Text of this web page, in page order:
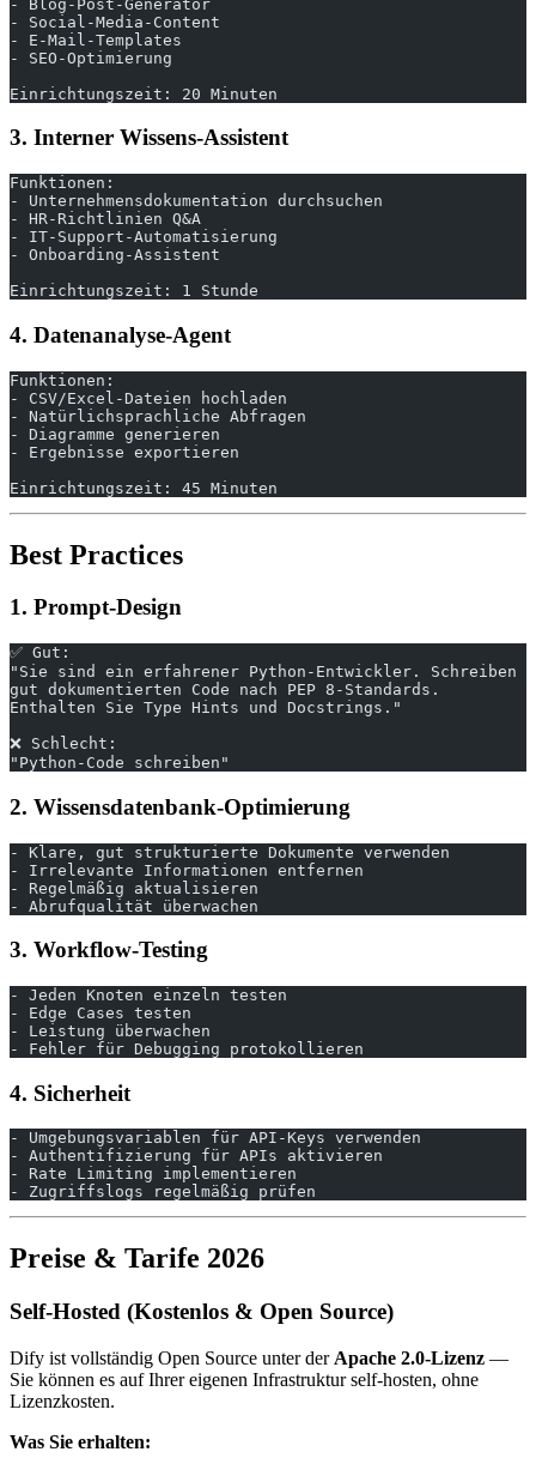
- Blog-Post-Generator
- Social-Media-Content
- E-Mail-Templates
- SEO-Optimierung
Einrichtungszeit: 20 Minuten
3. Interner Wissens-Assistent
Funktionen:
- Unternehmensdokumentation durchsuchen
- HR-Richtlinien Q&A
- IT-Support-Automatisierung
- Onboarding-Assistent
Einrichtungszeit: 1 Stunde
4. Datenanalyse-Agent
Funktionen:
- CSV/Excel-Dateien hochladen
- Natürlichsprachliche Abfragen
- Diagramme generieren
- Ergebnisse exportieren
Einrichtungszeit: 45 Minuten
Best Practices
1. Prompt-Design
✅ Gut:
"Sie sind ein erfahrener Python-Entwickler. Schreiben
gut dokumentierten Code nach PEP 8-Standards.
Enthalten Sie Type Hints und Docstrings."
❌ Schlecht:
"Python-Code schreiben"
2. Wissensdatenbank-Optimierung
- Klare, gut strukturierte Dokumente verwenden
- Irrelevante Informationen entfernen
- Regelmäßig aktualisieren
- Abrufqualität überwachen
3. Workflow-Testing
- Jeden Knoten einzeln testen
- Edge Cases testen
- Leistung überwachen
- Fehler für Debugging protokollieren
4. Sicherheit
- Umgebungsvariablen für API-Keys verwenden
- Authentifizierung für APIs aktivieren
- Rate Limiting implementieren
- Zugriffslogs regelmäßig prüfen
Preise & Tarife 2026
Self-Hosted (Kostenlos & Open Source)
Dify ist vollständig Open Source unter der Apache 2.0-Lizenz —
Sie können es auf Ihrer eigenen Infrastruktur self-hosten, ohne
Lizenzkosten.
Was Sie erhalten: